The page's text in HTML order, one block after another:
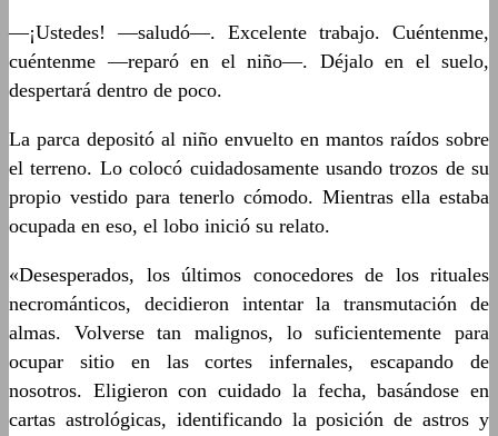
­—¡Ustedes! —saludó—. Excelente trabajo. Cuéntenme,
cuéntenme —reparó en el niño—. Déjalo en el suelo,
despertará dentro de poco.
La parca depositó al niño envuelto en mantos raídos sobre
el terreno. Lo colocó cuidadosamente usando trozos de su
propio vestido para tenerlo cómodo. Mientras ella estaba
ocupada en eso, el lobo inició su relato.
«Desesperados, los últimos conocedores de los rituales
necrománticos, decidieron intentar la transmutación de
almas. Volverse tan malignos, lo suficientemente para
ocupar sitio en las cortes infernales, escapando de
nosotros. Eligieron con cuidado la fecha, basándose en
cartas astrológicas, identificando la posición de astros y